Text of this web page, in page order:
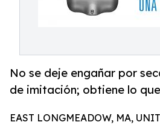
No se deje engañar por
de imitación; obtiene lo
EAST LONGMEADOW, MA,